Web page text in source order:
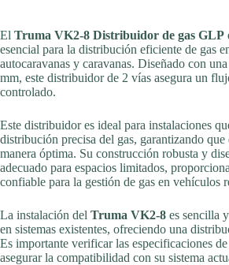
El Truma VK2-8 Distribuidor de gas GLP
esencial para la distribución eficiente de gas
autocaravanas y caravanas. Diseñado con
mm, este distribuidor de 2 vías asegura un
controlado.
Este distribuidor es ideal para instalaciones
distribución precisa del gas, garantizando
manera óptima. Su construcción robusta y
adecuado para espacios limitados,
confiable para la gestión de gas en vehículos
La instalación del Truma VK2-8 es sencilla
en sistemas existentes, ofreciendo una
Es importante verificar las especificaciones
asegurar la compatibilidad con su sistema